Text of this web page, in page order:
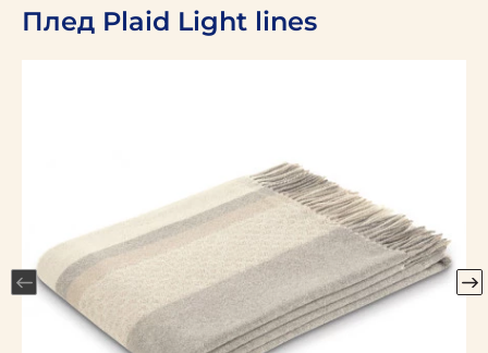
Плед Plaid Light lines